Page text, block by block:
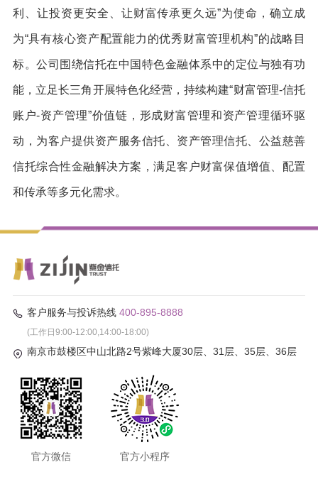
利、让投资更安全、让财富传承更久远”为使命，确立成
为“具有核心资产配置能力的优秀财富管理机构”的战略目
标。公司围绕信托在中国特色金融体系中的定位与独有功
能，立足长三角开展特色化经营，持续构建“财富管理-信托
账户-资产管理”价值链，形成财富管理和资产管理循环驱
动，为客户提供资产服务信托、资产管理信托、公益慈善
信托综合性金融解决方案，满足客户财富保值增值、配置
和传承等多元化需求。
客户服务与投诉热线 400-895-8888
(工作日9:00-12:00,14:00-18:00)
南京市鼓楼区中山北路2号紫峰大厦30层、31层、35层、36层
官方微信 官方小程序